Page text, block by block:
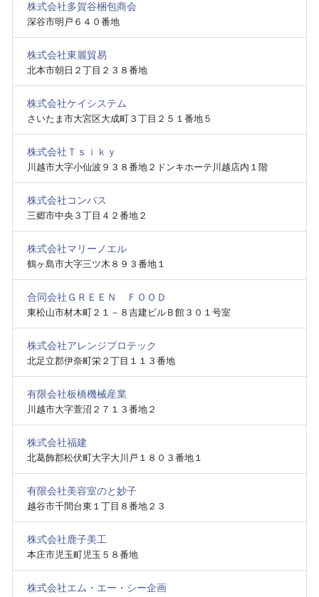
株式会社多賀谷梱包商会
深谷市明戸６４０番地
株式会社東麗貿易
北本市朝日２丁目２３８番地
株式会社ケイシステム
さいたま市大宮区大成町３丁目２５１番地５
株式会社Ｔｓｉｋｙ
川越市大字小仙波９３８番地２ドンキホーテ川越店内１階
株式会社コンパス
三郷市中央３丁目４２番地２
株式会社マリーノエル
鶴ヶ島市大字三ツ木８９３番地１
合同会社ＧＲＥＥＮ ＦＯＯＤ
東松山市材木町２１－８吉建ビルＢ館３０１号室
株式会社アレンジプロテック
北足立郡伊奈町栄２丁目１１３番地
有限会社板橋機械産業
川越市大字萱沼２７１３番地２
株式会社福建
北葛飾郡松伏町大字大川戸１８０３番地１
有限会社美容室のと妙子
越谷市千間台東１丁目８番地２３
株式会社鹿子美工
本庄市児玉町児玉５８番地
株式会社エム・エー・シー企画